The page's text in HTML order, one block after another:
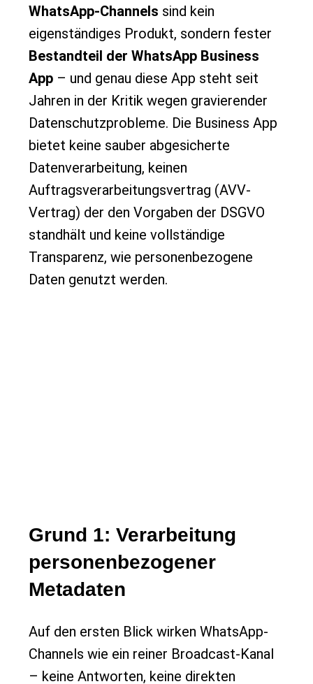
WhatsApp-Channels sind kein
eigenständiges Produkt, sondern fester
Bestandteil der WhatsApp Business
App – und genau diese App steht seit
Jahren in der Kritik wegen gravierender
Datenschutzprobleme. Die Business App
bietet keine sauber abgesicherte
Datenverarbeitung, keinen
Auftragsverarbeitungsvertrag (AVV-
Vertrag) der den Vorgaben der DSGVO
standhält und keine vollständige
Transparenz, wie personenbezogene
Daten genutzt werden.
Grund 1: Verarbeitung
personenbezogener
Metadaten
Auf den ersten Blick wirken WhatsApp-
Channels wie ein reiner Broadcast-Kanal
– keine Antworten, keine direkten